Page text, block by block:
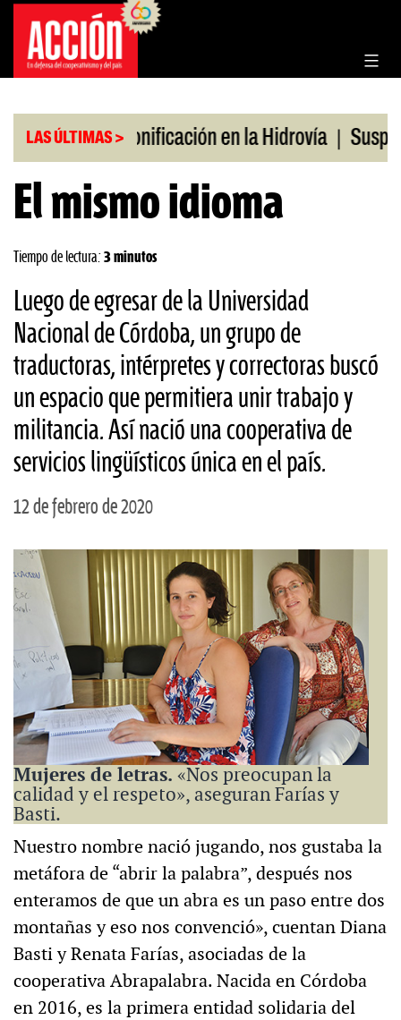
Saltar
contenido
LAS ÚLTIMAS >
julio | Bonificación en la Hidrovía | Suspenden
El mismo idioma
Tiempo de lectura: 3 minutos
Luego de egresar de la Universidad
Nacional de Córdoba, un grupo de
traductoras, intérpretes y correctoras buscó
un espacio que permitiera unir trabajo y
militancia. Así nació una cooperativa de
servicios lingüísticos única en el país.
12 de febrero de 2020
Mujeres de letras. «Nos preocupan la
calidad y el respeto», aseguran Farías y
Basti.
Nuestro nombre nació jugando, nos gustaba la
metáfora de “abrir la palabra”, después nos
enteramos de que un abra es un paso entre dos
montañas y eso nos convenció», cuentan Diana
Basti y Renata Farías, asociadas de la
cooperativa Abrapalabra. Nacida en Córdoba
en 2016, es la primera entidad solidaria del